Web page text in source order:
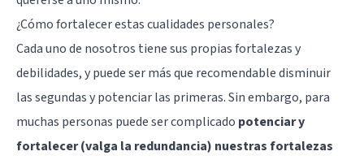
¿Cómo fortalecer estas cualidades personales?
Cada uno de nosotros tiene sus propias fortalezas y
debilidades, y puede ser más que recomendable disminuir
las segundas y potenciar las primeras. Sin embargo, para
muchas personas puede ser complicado potenciar y
fortalecer (valga la redundancia) nuestras fortalezas